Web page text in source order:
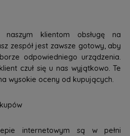
klientom obsługę na
zespół jest zawsze gotowy, aby
odpowiedniego urządzenia.
czuł się u nas wyjątkowo. Te
wysokie oceny od kupujących.
internetowym są w pełni